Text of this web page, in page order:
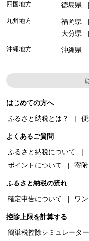
四国地方 徳島県
九州地方 福岡県
大分県
沖縄地方 沖縄県
はじめての方へ
ふるさと納税とは？
よくあるご質問
ふるさと納税について
ポイントについて
寄
ふるさと納税の流れ
確定申告について
ワ
控除上限を計算する
簡単税控除シミュレーター